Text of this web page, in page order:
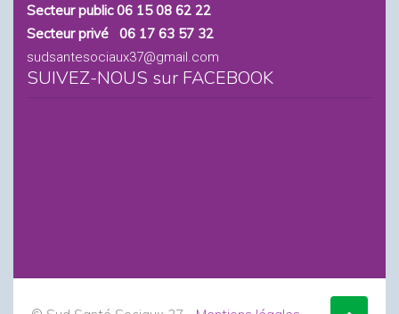
Secteur public 06 15 08 62 22
Secteur privé 06 17 63 57 32
sudsantesociaux37@gmail.com
SUIVEZ-NOUS sur FACEBOOK